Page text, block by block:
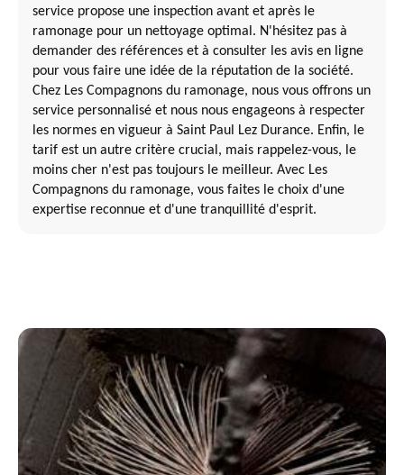
service propose une inspection avant et après le
ramonage pour un nettoyage optimal. N'hésitez pas à
demander des références et à consulter les avis en ligne
pour vous faire une idée de la réputation de la société.
Chez Les Compagnons du ramonage, nous vous offrons un
service personnalisé et nous nous engageons à respecter
les normes en vigueur à Saint Paul Lez Durance. Enfin, le
tarif est un autre critère crucial, mais rappelez-vous, le
moins cher n'est pas toujours le meilleur. Avec Les
Compagnons du ramonage, vous faites le choix d'une
expertise reconnue et d'une tranquillité d'esprit.